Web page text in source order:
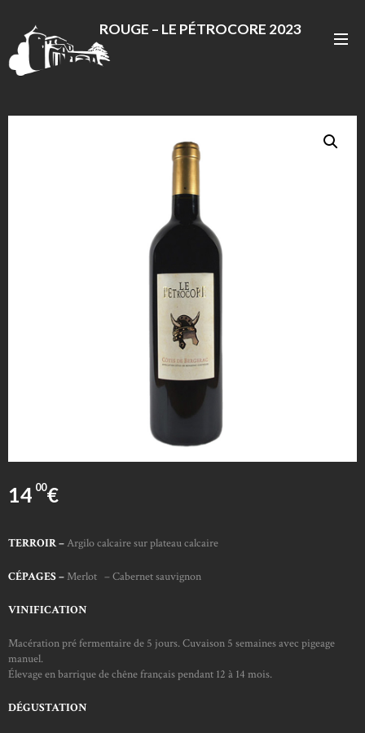
ROUGE – LE PÉTROCORE 2023
14 00€
TERROIR –Argilo calcaire sur plateau calcaire
CÉPAGES – Merlot – Cabernet sauvignon
VINIFICATION
Macération pré fermentaire de 5 jours. Cuvaison 5 semaines avec pigeage
manuel.
Élevage en barrique de chêne français pendant 12 à 14 mois.
DÉGUSTATION